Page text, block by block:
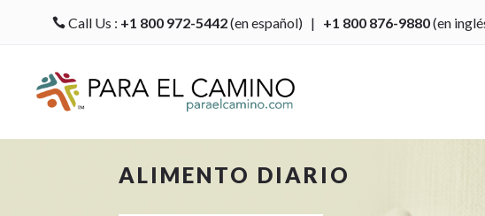
Call Us : +1 800 972-5442(en español) | +1 800 876-9880(en
ALIMENTO DIARIO